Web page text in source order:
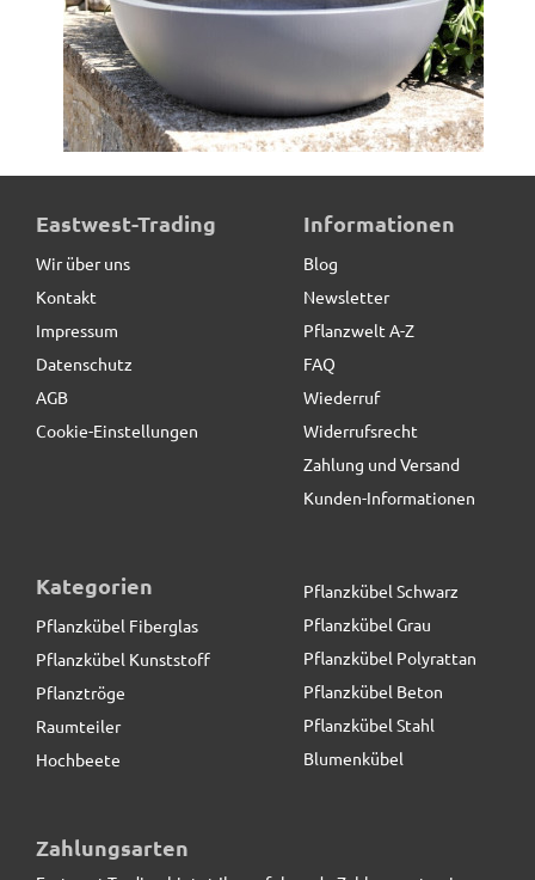
Pflanzschale HYDRO, anthrazit
34,50 € *
betongrau
Eastwest-Trading
Wir über uns
Kontakt
Impressum
Datenschutz
AGB
Cookie-Einstellungen
Informationen
Blog
Newsletter
Pflanzwelt A-Z
FAQ
Wiederruf
Widerrufsrecht
Zahlung und Versand
Kunden-Informationen
Kategorien
Pflanzkübel Fiberglas
Pflanzkübel Kunststoff
Pflanztröge
Raumteiler
Hochbeete
Pflanzkübel Schwarz
Pflanzkübel Grau
Pflanzkübel Polyrattan
Pflanzkübel Beton
Pflanzkübel Stahl
Blumenkübel
Zahlungsarten